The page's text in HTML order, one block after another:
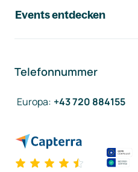
Events entdecken
Telefonnummer
Europa: +43 720 884155